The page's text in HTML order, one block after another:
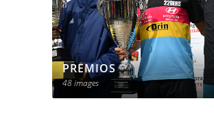
PREMIOS
48 images